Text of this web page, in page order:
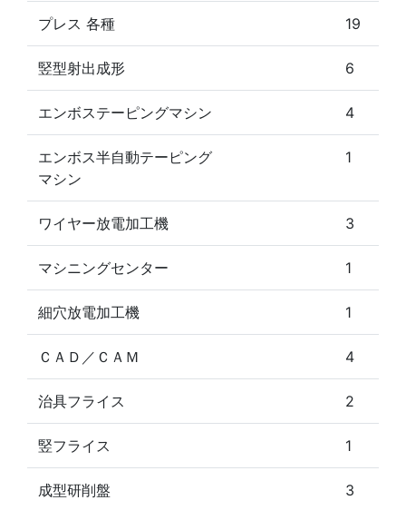
プレス 各種 19
竪型射出成形 6
エンボステーピングマシン 4
エンボス半自動テーピング
マシン
1
ワイヤー放電加工機 3
マシニングセンター 1
細穴放電加工機 1
ＣＡＤ／ＣＡＭ 4
治具フライス 2
竪フライス 1
成型研削盤 3